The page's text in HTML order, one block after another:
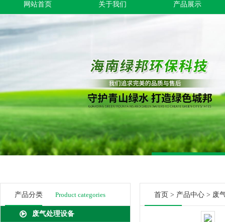
网站首页 关于我们 产品展示
产品分类 Product categories
废气处理设备
首页 > 产品中心 > 废